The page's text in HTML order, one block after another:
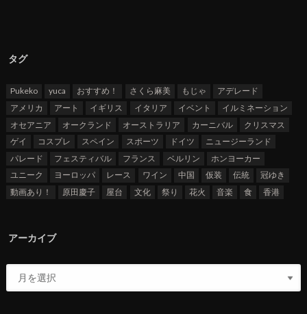
タグ
Pukeko yuca おすすめ！ さくら麻美 もじゃ
アデレード
アメリカ
アート イギリス イタリア イベント
イルミネーション
オセアニア
オークランド オーストラリア カーニバル
クリスマス
ゲイ
コスプレ スペイン スポーツ ドイツ
ニュージーランド
パレード
フェスティバル フランス ベルリン
ホンヨーカー
ユニーク
ヨーロッパ レース ワイン 中国 仮装 伝統
冠ゆき
動画あり！
原田慶子 屋台 文化 祭り 花火 音楽 食 香港
アーカイブ